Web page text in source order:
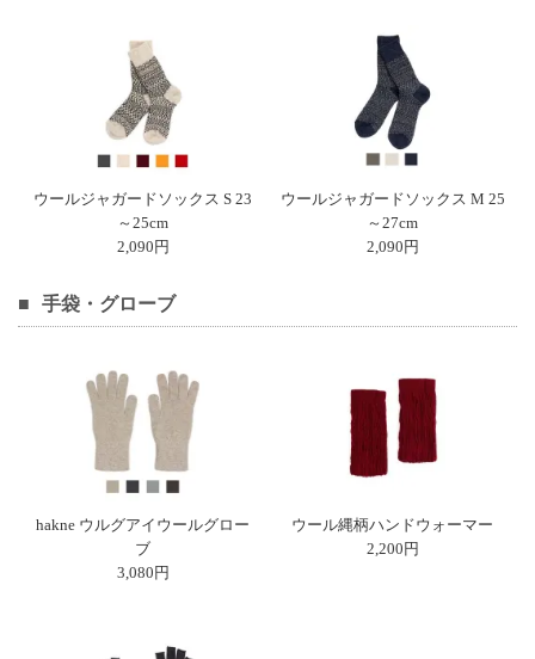
ウールジャガードソックス S 23
～25cm
2,090円
ウールジャガードソックス M 25
～27cm
2,090円
手袋・グローブ
hakne ウルグアイウールグロー
ブ
3,080円
ウール縄柄ハンドウォーマー
2,200円